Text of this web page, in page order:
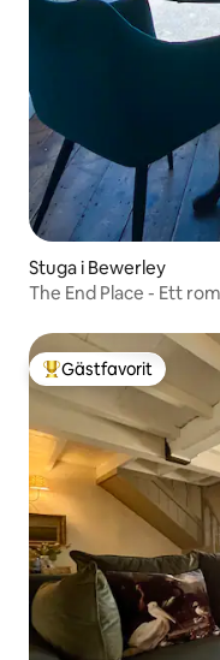
Stuga i Bewerley
The End Place - Ett
Populär gästfavorit
Gästfavorit